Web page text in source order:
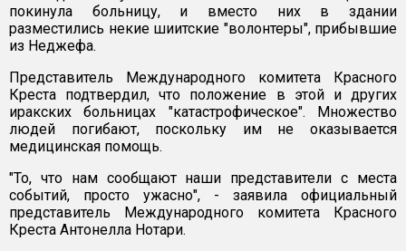
покинула больницу, и вместо них в здании
разместились некие шиитские "волонтеры", прибывшие
из Неджефа.
Представитель Международного комитета Красного
Креста подтвердил, что положение в этой и других
иракских больницах "катастрофическое". Множество
людей погибают, поскольку им не оказывается
медицинская помощь.
"То, что нам сообщают наши представители с места
событий, просто ужасно", - заявила официальный
представитель Международного комитета Красного
Креста Антонелла Нотари.